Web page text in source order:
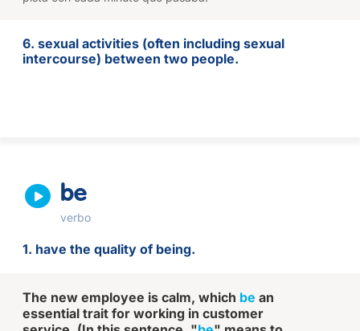
6. sexual activities (often including sexual
intercourse) between two people.
be
verbo
1. have the quality of being.
The new employee is calm, which be an
essential trait for working in customer